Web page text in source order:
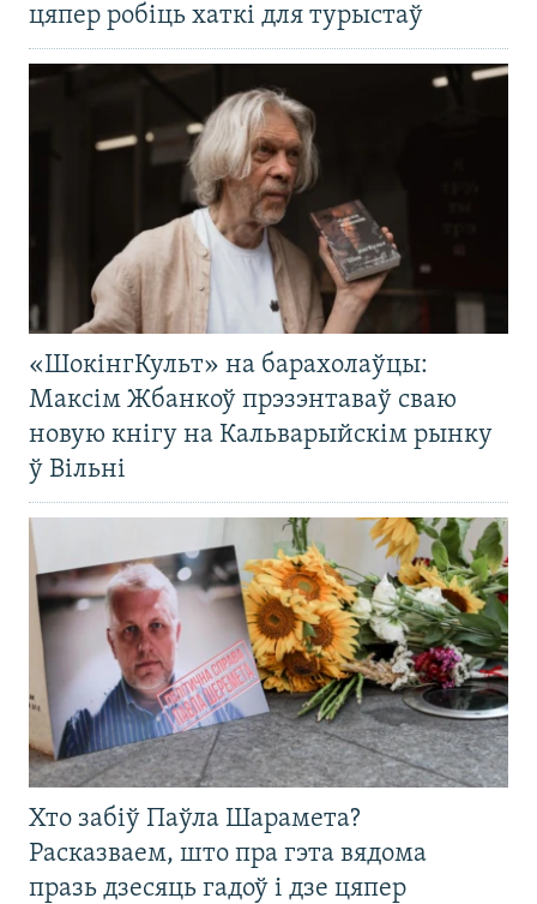
цяпер робіць хаткі для турыстаў
«ШокінгКульт» на барахолаўцы:
Максім Жбанкоў прэзэнтаваў сваю
новую кнігу на Кальварыйскім рынку
ў Вільні
Хто забіў Паўла Шарамета?
Расказваем, што пра гэта вядома
празь дзесяць гадоў і дзе цяпер